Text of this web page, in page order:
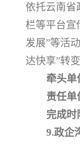
依托云南省
栏等平台宣
发展”等活
达快享”转
牵头单
责任单
完成时
9.政企